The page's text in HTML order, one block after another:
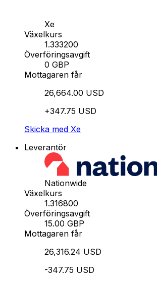
Xe
Växelkurs
1.333200
Överföringsavgift
0 GBP
Mottagaren får
26,664.00 USD
+347.75 USD
Skicka med Xe
Leverantör
Nationwide
Växelkurs
1.316800
Överföringsavgift
15.00 GBP
Mottagaren får
26,316.24 USD
-347.75 USD